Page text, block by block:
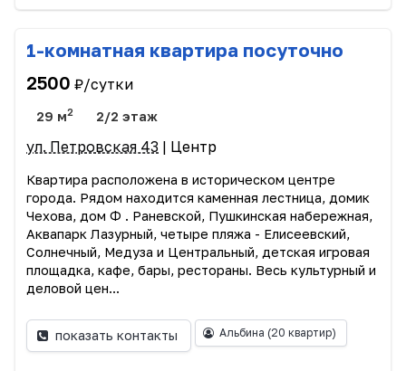
1-комнатная квартира посуточно
2500 ₽/сутки
29 м2 2/2 этаж
ул. Петровская 43 | Центр
Квартира расположена в историческом центре
города. Рядом находится каменная лестница, домик
Чехова, дом Ф . Раневской, Пушкинская набережная,
Аквапарк Лазурный, четыре пляжа - Елисеевский,
Солнечный, Медуза и Центральный, детская игровая
площадка, кафе, бары, рестораны. Весь культурный и
деловой цен...
показать контакты Альбина (20 квартир)